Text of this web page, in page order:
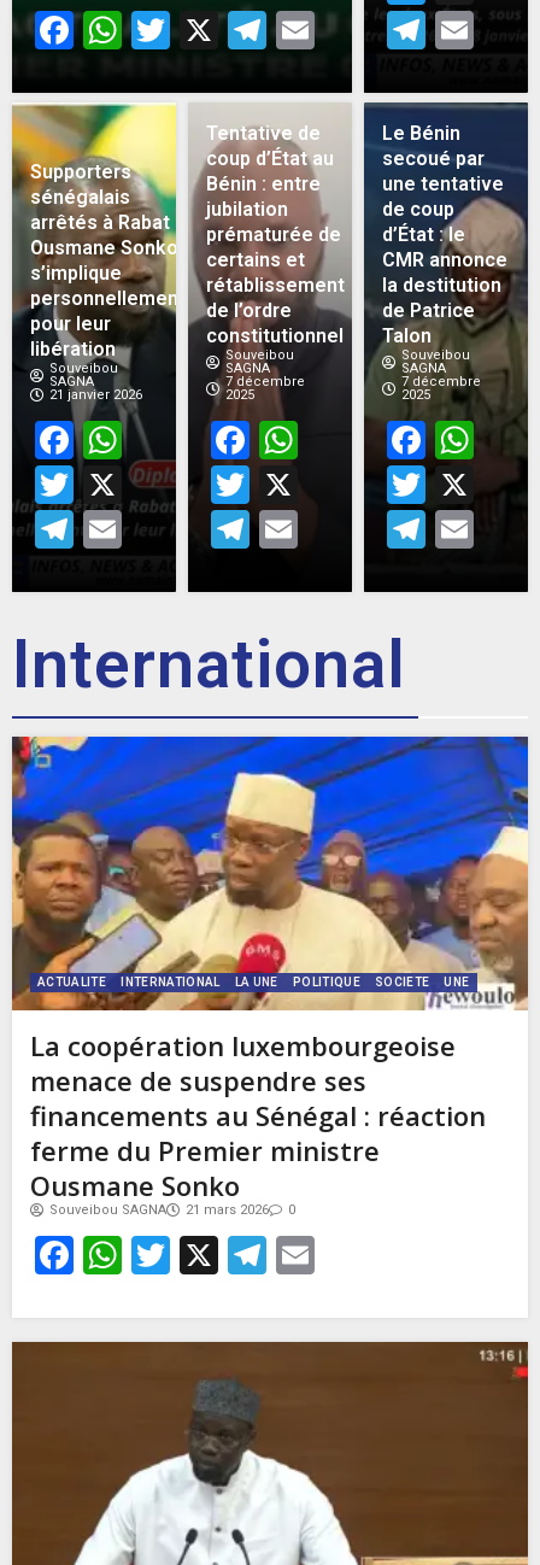
Facebook
WhatsApp
Twitter
X Telegram
Email
Supporters
sénégalais
arrêtés à Rabat :
Ousmane Sonko
s’implique
personnellement
pour leur
libération
Souveibou
SAGNA
21 janvier 2026
Facebook
WhatsApp
Twitter
X
Telegram
Email
Tentative de
coup d’État au
Bénin : entre
jubilation
prématurée de
certains et
rétablissement
de l’ordre
constitutionnel
Souveibou
SAGNA
7 décembre
2025
Facebook
WhatsApp
Twitter
Telegram
Email
Le Bénin
secoué par
une tentative
de coup
d’État : le
CMR annonce
la destitution
de Patrice
Talon
Souveibou
SAGNA
7 décembre
2025
X
International
ACTUALITE INTERNATIONAL LA UNE POLITIQUE SOCIETE UNE
La coopération luxembourgeoise
menace de suspendre ses
financements au Sénégal : réaction
ferme du Premier ministre
Ousmane Sonko
Souveibou SAGNA 21 mars 2026 0
Facebook
WhatsApp
Twitter
X Telegram